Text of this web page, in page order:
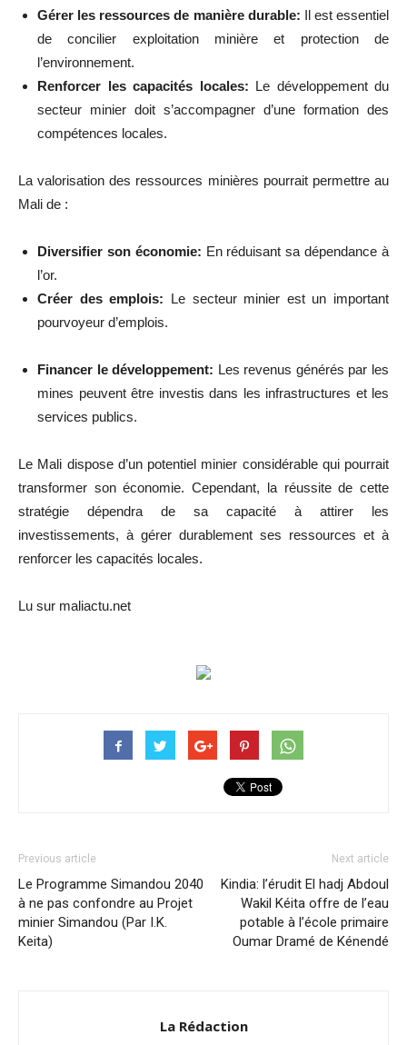
Gérer les ressources de manière durable: Il est essentiel
de concilier exploitation minière et protection de
l’environnement.
Renforcer les capacités locales: Le développement du
secteur minier doit s’accompagner d’une formation des
compétences locales.
La valorisation des ressources minières pourrait permettre au
Mali de :
Diversifier son économie: En réduisant sa dépendance à
l’or.
Créer des emplois: Le secteur minier est un important
pourvoyeur d’emplois.
Financer le développement: Les revenus générés par les
mines peuvent être investis dans les infrastructures et les
services publics.
Le Mali dispose d’un potentiel minier considérable qui pourrait
transformer son économie. Cependant, la réussite de cette
stratégie dépendra de sa capacité à attirer les
investissements, à gérer durablement ses ressources et à
renforcer les capacités locales.
Lu sur maliactu.net
Previous article
Le Programme Simandou 2040
à ne pas confondre au Projet
minier Simandou (Par I.K.
Keita)
Next article
Kindia: l’érudit El hadj Abdoul
Wakil Kéita offre de l’eau
potable à l’école primaire
Oumar Dramé de Kénendé
La Rédaction